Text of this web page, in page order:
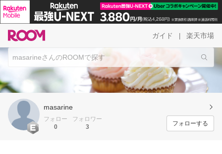
ガイド 楽天市場
masarine
フォロー
0
フォロワー
3
フォローする